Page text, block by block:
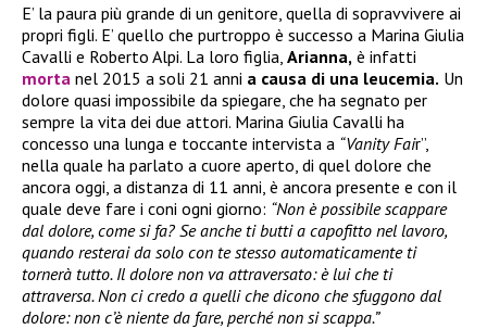
E’ la paura più grande di un genitore, quella di sopravvivere ai
propri figli. E’ quello che purtroppo è successo a Marina Giulia
Cavalli e Roberto Alpi. La loro figlia, Arianna, è infatti
morta nel 2015 a soli 21 anni a causa di una leucemia. Un
dolore quasi impossibile da spiegare, che ha segnato per
sempre la vita dei due attori. Marina Giulia Cavalli ha
concesso una lunga e toccante intervista a “Vanity Fair”,
nella quale ha parlato a cuore aperto, di quel dolore che
ancora oggi, a distanza di 11 anni, è ancora presente e con il
quale deve fare i coni ogni giorno: “Non è possibile scappare
dal dolore, come si fa? Se anche ti butti a capofitto nel lavoro,
quando resterai da solo con te stesso automaticamente ti
tornerà tutto. Il dolore non va attraversato: è lui che ti
attraversa. Non ci credo a quelli che dicono che sfuggono dal
dolore: non c’è niente da fare, perché non si scappa.”